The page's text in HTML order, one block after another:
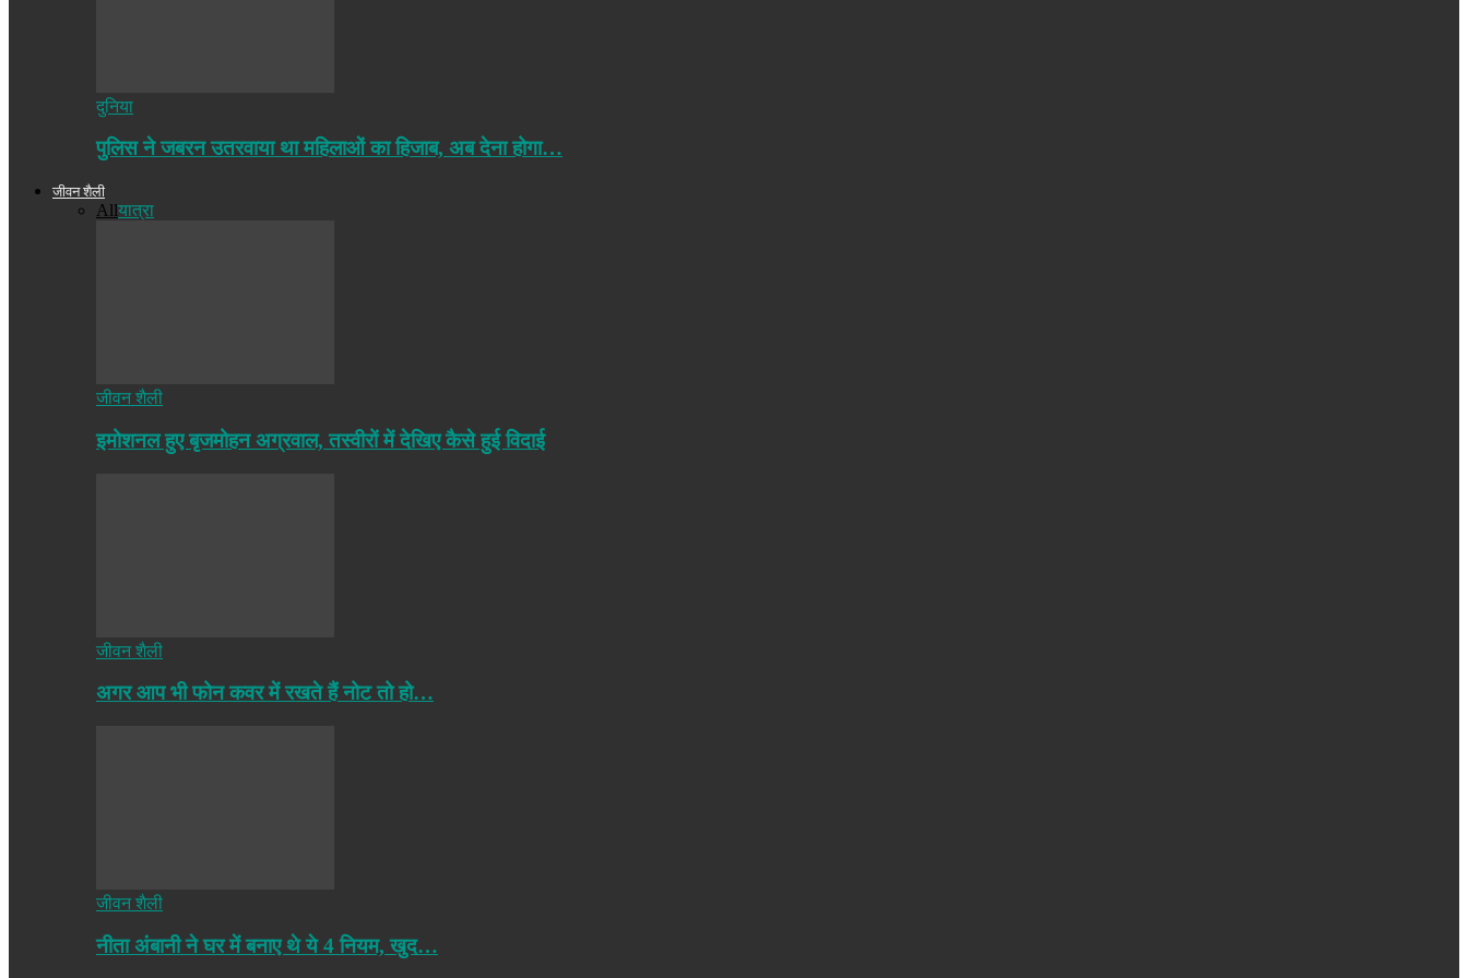
दुनिया
पुलिस ने जबरन उतरवाया था महिलाओं का हिजाब, अब देना होगा…
जीवन शैली
Allयात्रा
जीवन शैली
इमोशनल हुए बृजमोहन अग्रवाल, तस्वीरों में देखिए कैसे हुई विदाई
जीवन शैली
अगर आप भी फोन कवर में रखते हैं नोट तो हो…
जीवन शैली
नीता अंबानी ने घर में बनाए थे ये 4 नियम, खुद…